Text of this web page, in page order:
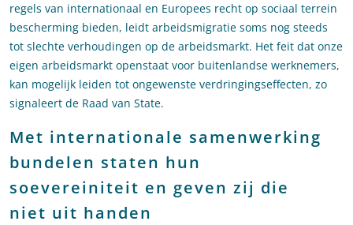
regels van internationaal en Europees recht op sociaal terrein
bescherming bieden, leidt arbeidsmigratie soms nog steeds
tot slechte verhoudingen op de arbeidsmarkt. Het feit dat onze
eigen arbeidsmarkt openstaat voor buitenlandse werknemers,
kan mogelijk leiden tot ongewenste verdringingseffecten, zo
signaleert de Raad van State.
Met internationale samenwerking
bundelen staten hun
soevereiniteit en geven zij die
niet uit handen